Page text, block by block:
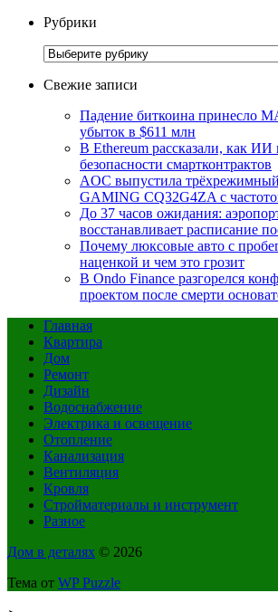
Рубрики
Рубрики
Свежие записи
Падение биткоина принесло
убыток в $611 млн
В Ethereum рассказали, как ИИ
безопасности смартконтрактов
AOC выпустила
GAMING CQ32G4ZA с
До 37 часов ожидания:
восстанавливает расписание
Почему люксовые авто с
наценкой и чем это грозит
В Ondo Finance разгорелся
проектом после смерти
Главная
Квартира
Дом
Ремонт
Дизайн
Водоснабжение
Электрика и освещение
Отопление
Канализация
Вентиляция
Кровля
Стройматериалы и инструмент
Разное
Дом в деталях © 2026
Тема от WP Puzzle